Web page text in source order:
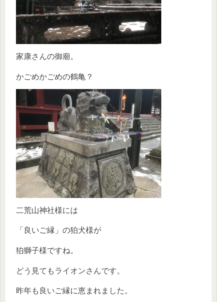
家康さんの御廟。
かごめかごめの鶴亀？
二荒山神社様には
「良いご縁」の狛犬様が
狛獅子様ですね。
どう見てもライオンさんです。
昨年も良いご縁に恵まれました。